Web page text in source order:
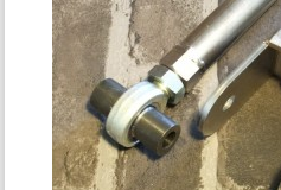
ー